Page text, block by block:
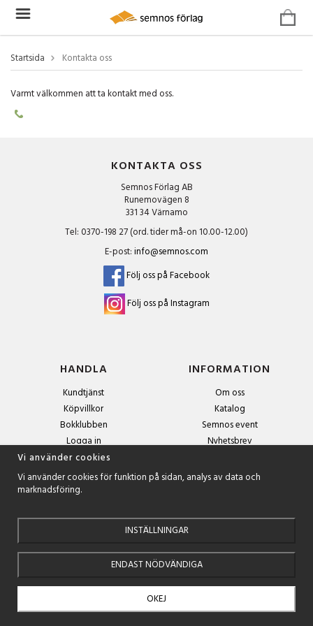
Startsida Kontakta oss
Varmt välkommen att ta kontakt med oss.
KONTAKTA OSS
Semnos Förlag AB
Runemovägen 8
331 34 Värnamo
Tel: 0370-198 27 (ord. tider må-on 10.00-12.00)
E-post:info@semnos.com
Följ oss på Facebook
Följ oss på Instagram
HANDLA
Kundtjänst
Köpvillkor
Bokklubben
Logga in
INFORMATION
Om oss
Katalog
Semnos event
Nyhetsbrev
Anmäl dig till nyhetsbrevet och få exklusiva erbjudanden och
spännande boktips!
Drift & produktion:Wikinggruppen
Vi använder cookies
Vi använder cookies för funktion på sidan, analys av data och
marknadsföring.
INSTÄLLNINGAR
ENDAST NÖDVÄNDIGA
OKEJ